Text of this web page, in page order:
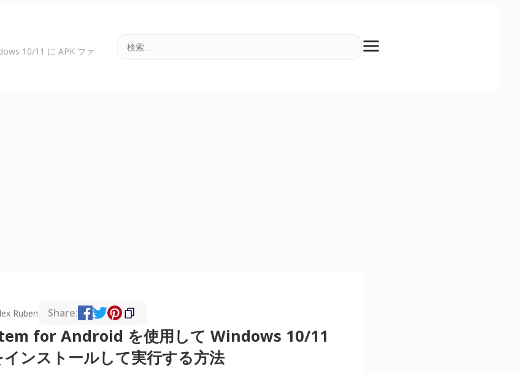
10/11 に APK ファ
Ruben Share:
for Android を使用して Windows 10/11
ンストールして実行する方法